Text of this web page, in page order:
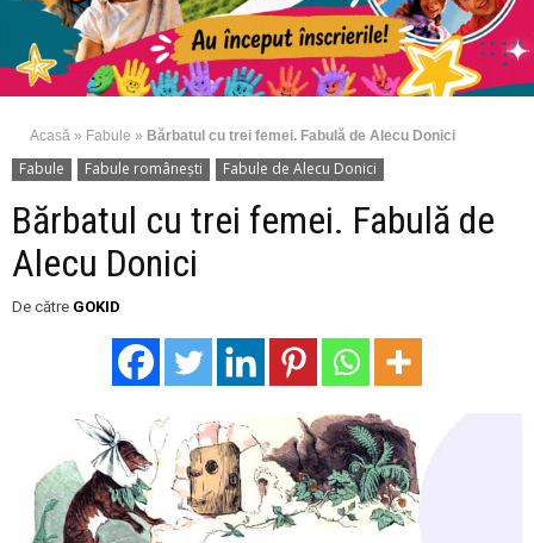
Acasă » Fabule » Bărbatul cu trei femei. Fabulă de Alecu Donici
Fabule Fabule românești Fabule de Alecu Donici
Bărbatul cu trei femei. Fabulă de
Alecu Donici
De către GOKID